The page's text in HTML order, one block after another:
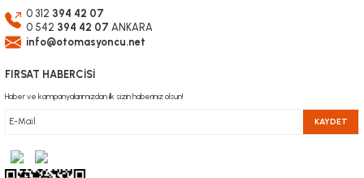
0 312 394 42 07
0 542 394 42 07 ANKARA
info@otomasyoncu.net
FIRSAT HABERCİSİ
Haber ve kampanyalarımızdan ilk sizin haberiniz olsun!
KAYDET